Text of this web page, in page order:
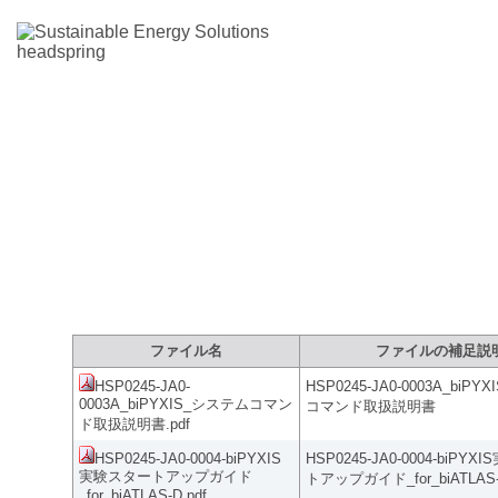
ファイル名 ファイルの補足説
HSP0245-JA0-
0003A_biPYXIS_システムコマン
ド取扱説明書.pdf
HSP0245-JA0-
コマンド取扱説明書
HSP0245-JA0-0004-biPYXIS
実験スタートアップガイド
HSP0245-JA0-0004-biPYXIS
トアップガイド